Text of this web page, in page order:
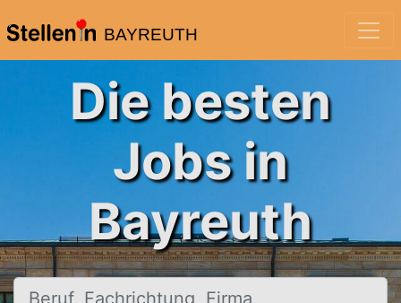
BAYREUTH
Die besten
Jobs in
Bayreuth
Beruf, Fachrichtung, Firma